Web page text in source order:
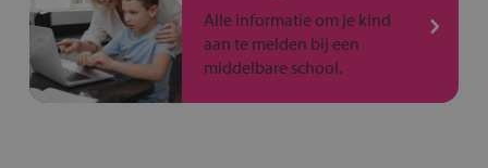
Alle informatie om je kind
aan te melden bij een
middelbare school.